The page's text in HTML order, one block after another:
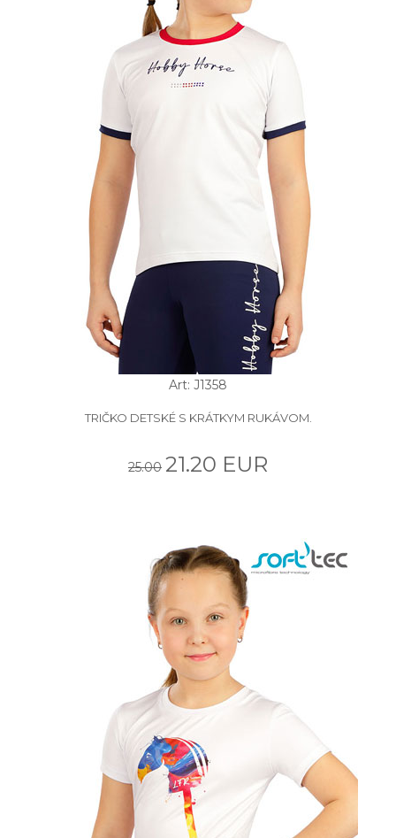
Art: J1358
TRIČKO DETSKÉ S KRÁTKYM RUKÁVOM.
25.00 21.20 EUR